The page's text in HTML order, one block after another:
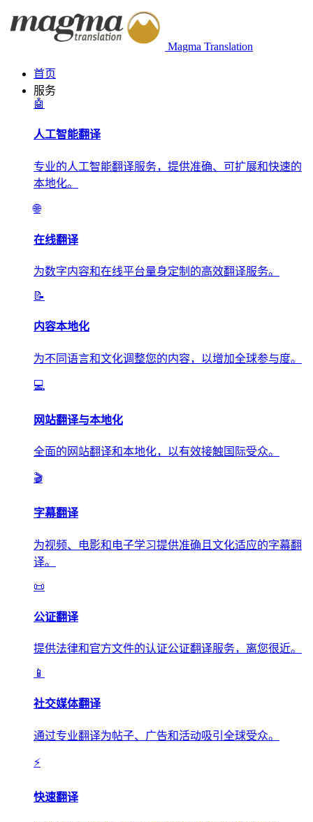
Magma Translation
首页
服务
🤖
人工智能翻译
专业的人工智能翻译服务，提供准确、可扩展和快速的
本地化。
🌐
在线翻译
为数字内容和在线平台量身定制的高效翻译服务。
📝
内容本地化
为不同语言和文化调整您的内容，以增加全球参与度。
💻
网站翻译与本地化
全面的网站翻译和本地化，以有效接触国际受众。
🎬
字幕翻译
为视频、电影和电子学习提供准确且文化适应的字幕翻
译。
📜
公证翻译
提供法律和官方文件的认证公证翻译服务，离您很近。
📱
社交媒体翻译
通过专业翻译为帖子、广告和活动吸引全球受众。
⚡
快速翻译